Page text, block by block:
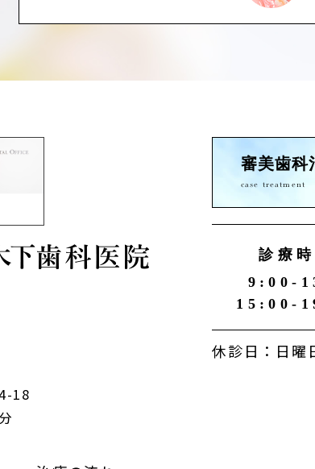
18
審美歯科
case treatment
診療時
9:00-
15:00-
休診日：日